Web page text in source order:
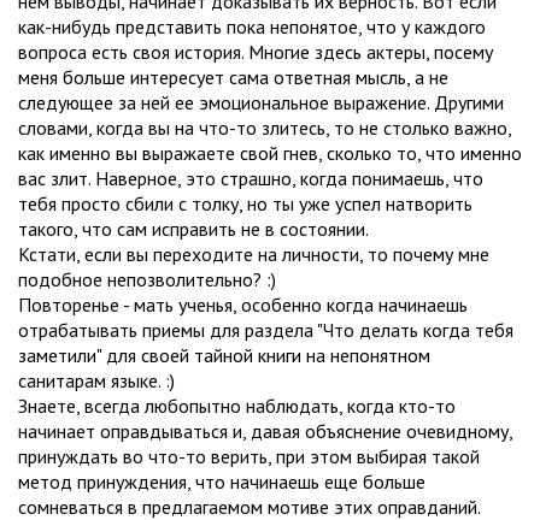
как-нибудь представить пока непонятое, что у каждого
вопроса есть своя история. Многие здесь актеры, посему
меня больше интересует сама ответная мысль, а не
следующее за ней ее эмоциональное выражение. Другими
словами, когда вы на что-то злитесь, то не столько важно,
как именно вы выражаете свой гнев, сколько то, что именно
вас злит. Наверное, это страшно, когда понимаешь, что
тебя просто сбили с толку, но ты уже успел натворить
такого, что сам исправить не в состоянии.
Кстати, если вы переходите на личности, то почему мне
подобное непозволительно? :)
Повторенье - мать ученья, особенно когда начинаешь
отрабатывать приемы для раздела "Что делать когда тебя
заметили" для своей тайной книги на непонятном
санитарам языке. :)
Знаете, всегда любопытно наблюдать, когда кто-то
начинает оправдываться и, давая объяснение очевидному,
принуждать во что-то верить, при этом выбирая такой
метод принуждения, что начинаешь еще больше
сомневаться в предлагаемом мотиве этих оправданий.